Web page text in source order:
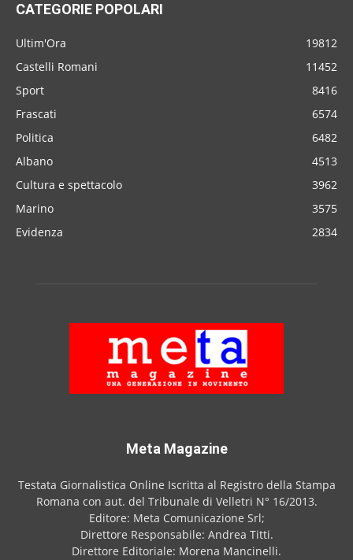
CATEGORIE POPOLARI
Ultim'Ora
19812
Castelli Romani
11452
Sport
8416
Frascati
6574
Politica
6482
Albano
4513
Cultura e spettacolo
3962
Marino
3575
Evidenza
2834
Meta Magazine
Testata Giornalistica Online Iscritta al Registro della Stampa
Romana con aut. del Tribunale di Velletri N° 16/2013.
Editore: Meta Comunicazione Srl;
Direttore Responsabile: Andrea Titti.
Direttore Editoriale: Morena Mancinelli.